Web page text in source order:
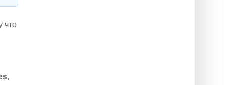
что
,